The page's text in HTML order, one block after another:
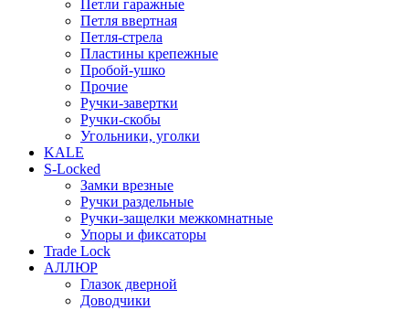
Петли гаражные
Петля ввертная
Петля-стрела
Пластины крепежные
Пробой-ушко
Прочие
Ручки-завертки
Ручки-скобы
Угольники, уголки
KALE
S-Locked
Замки врезные
Ручки раздельные
Ручки-защелки межкомнатные
Упоры и фиксаторы
Trade Lock
АЛЛЮР
Глазок дверной
Доводчики